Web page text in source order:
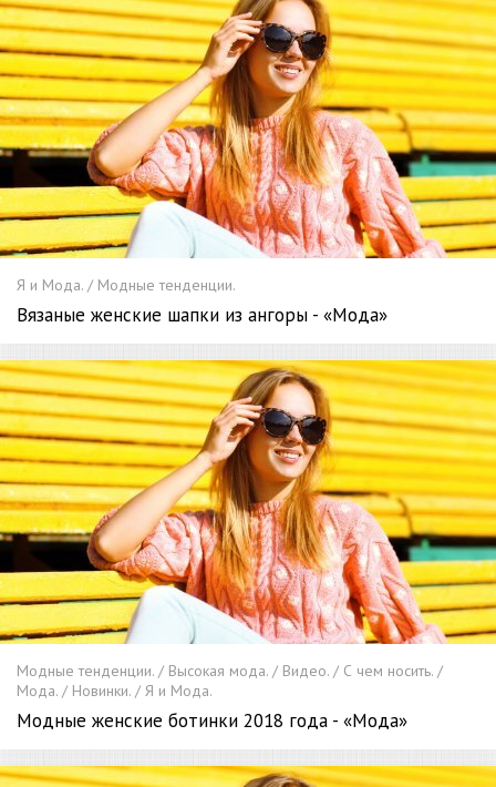
Я и Мода. / Модные тенденции.
Вязаные женские шапки из ангоры - «Мода»
Модные тенденции. / Высокая мода. / Видео. / С чем носить. /
Мода. / Новинки. / Я и Мода.
Модные женские ботинки 2018 года - «Мода»